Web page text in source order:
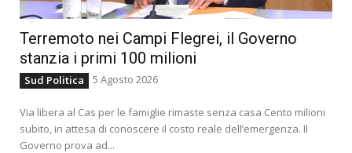
Terremoto nei Campi Flegrei, il Governo
stanzia i primi 100 milioni
Sud Politica 5 Agosto 2026
Via libera al Cas per le famiglie rimaste senza casa Cento milioni
subito, in attesa di conoscere il costo reale dell’emergenza. Il
Governo prova ad...